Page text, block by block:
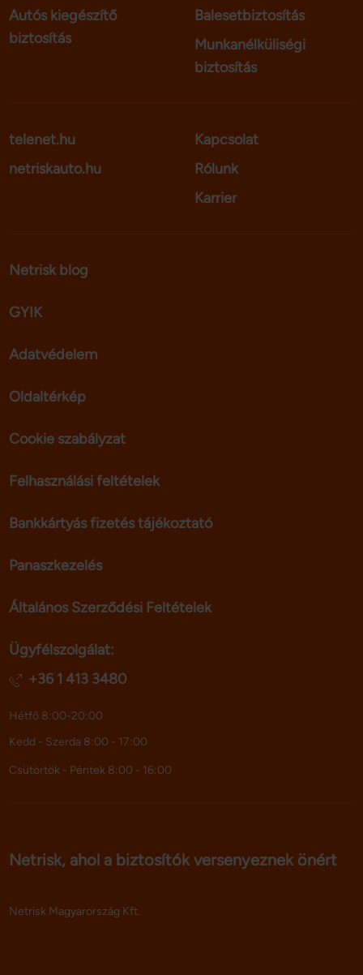
Autós kiegészítő
biztosítás
Balesetbiztosítás
Munkanélküliségi
biztosítás
telenet.hu
netriskauto.hu
Kapcsolat
Rólunk
Karrier
Netrisk blog
GYIK
Adatvédelem
Oldaltérkép
Cookie szabályzat
Felhasználási feltételek
Bankkártyás fizetés tájékoztató
Panaszkezelés
Általános Szerződési Feltételek
Ügyfélszolgálat:
+36 1 413 3480
Hétfő 8:00-20:00
Kedd - Szerda 8:00 - 17:00
Csütörtök - Péntek 8:00 - 16:00
Netrisk, ahol a biztosítók versenyeznek önért
Netrisk Magyarország Kft.